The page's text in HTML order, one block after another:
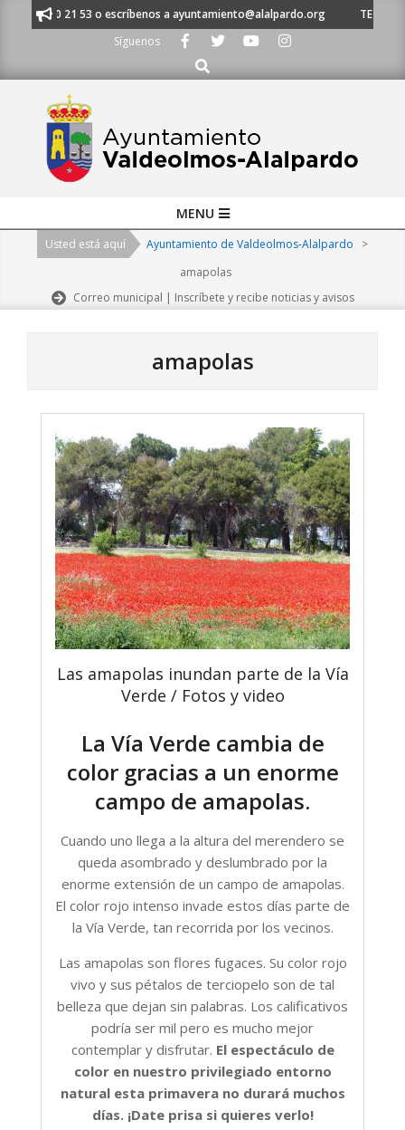
al 91 620 21 53 o escríbenos a ayuntamiento@alalpardo.org
TE
Síguenos
Buscar
Navigation
MENU
Usted está aquí Ayuntamiento de Valdeolmos-Alalpardo
>
amapolas
Correo municipal | Inscríbete y recibe noticias y avisos
amapolas
Las amapolas inundan parte de la Vía
Verde / Fotos y video
La Vía Verde cambia de
color gracias a un enorme
campo de amapolas.
Cuando uno llega a la altura del merendero se
queda asombrado y deslumbrado por la
enorme extensión de un campo de amapolas.
El color rojo intenso invade estos días parte de
la Vía Verde, tan recorrida por los vecinos.
Las amapolas son flores fugaces. Su color rojo
vivo y sus pétalos de terciopelo son de tal
belleza que dejan sin palabras. Los calificativos
podría ser mil pero es mucho mejor
contemplar y disfrutar. El espectáculo de
color en nuestro privilegiado entorno
natural esta primavera no durará muchos
días. ¡Date prisa si quieres verlo!